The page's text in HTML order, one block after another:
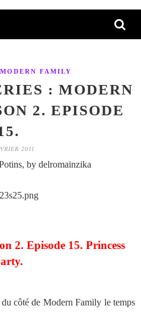
FAMILY
: MODERN
2. EPISODE
2011
by delromainzika
2. Episode 15. Princess
côté de Modern Family le temps